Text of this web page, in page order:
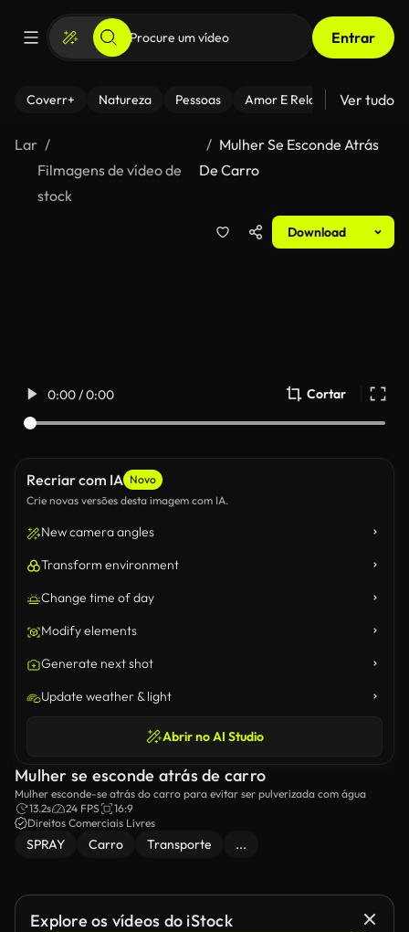
Entrar
Coverr+ Natureza Pessoas Amor E Relacionamentos
Ver tudo
Lar
Filmagens de vídeo de
stock
Mulher Se Esconde Atrás
De Carro
Download
0:00 / 0:00 Cortar
Recriar com IA Novo
Crie novas versões desta imagem com IA.
New camera angles
Transform environment
Change time of day
Modify elements
Generate next shot
Update weather & light
Abrir no AI Studio
Mulher se esconde atrás de carro
Mulher esconde-se atrás do carro para evitar ser pulverizada com água
13.2s
24 FPS
16:9
Direitos Comerciais Livres
SPRAY Carro Transporte ...
Explore os vídeos do iStock